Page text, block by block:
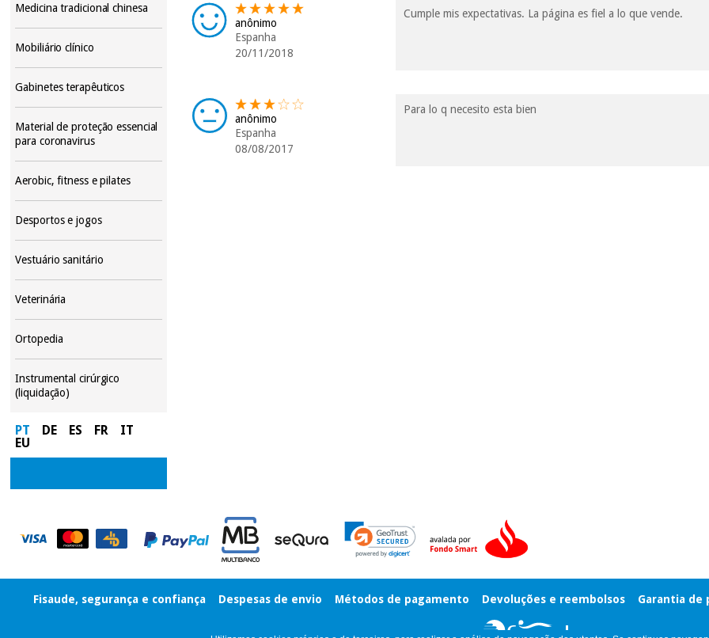
Medicina tradicional chinesa
Mobiliário clínico
Gabinetes terapêuticos
Material de proteção essencial
para coronavirus
Aerobic, fitness e pilates
Desportos e jogos
Vestuário sanitário
Veterinária
Ortopedia
Instrumental cirúrgico
(liquidação)
PT DE ES FR
IT
EU
anônimo
Espanha
20/11/2018
Cumple mis expectativas. La página es fiel a lo que vende.
anônimo
Espanha
08/08/2017
Para lo q necesito esta bien
Fisaude, segurança e confiança Despesas de envio Métodos de pagamento Devoluções e reembolsos Garantia de